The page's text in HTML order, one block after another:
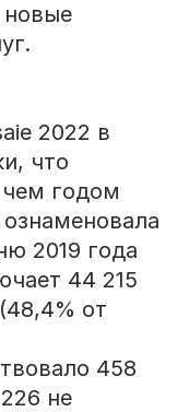
новые
2022 в
что
годом
2019 года
44 215
от
458
не